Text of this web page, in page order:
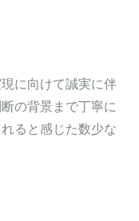
に向けて誠実に伴
の背景まで丁寧に
ると感じた数少な